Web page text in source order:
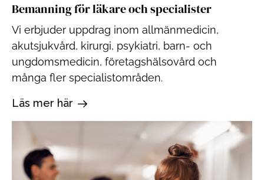
Bemanning för läkare och specialister
Vi erbjuder uppdrag inom allmänmedicin,
akutsjukvård, kirurgi, psykiatri, barn- och
ungdomsmedicin, företagshälsovård och
många fler specialistområden.
Läs mer här